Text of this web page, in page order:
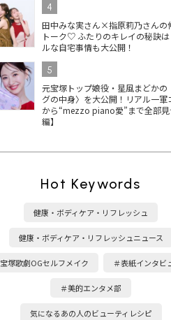
4
田中みな実さん×指原莉乃さんの
トーク♡ ふたりのキレイの秘訣
ルな自宅事情も大公開！
5
元宝塚トップ娘役・星風まどかの
グの中身〉を大公開！リアル一軍
から“mezzo piano愛”まで全部
編】
Hot Keywords
健康・ボディケア・リフレッシュ
健康・ボディケア・リフレッシュニュース
宝塚歌劇OGセルフメイク ＃表紙インタビ
＃美的エンタメ部
気になるあの人のビューティレシピ